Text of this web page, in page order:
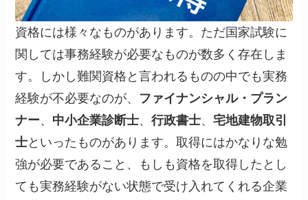
資格には様々なものがあります。ただ国家試験に
関しては事務経験が必要なものが数多く存在しま
す。しかし難関資格と言われるものの中でも実務
経験が不必要なのが、 ファイナンシャル・プラン
ナー、 中小企業診断士、行政書士、宅地建物取引
士といったものがあります。取得にはかなりな勉
強が必要であること、もしも資格を取得したとし
ても実務経験がない状態で受け入れてくれる企業